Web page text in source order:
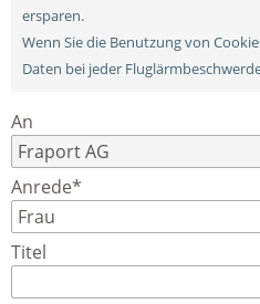
ersparen.
Wenn Sie die Benutzung von
Daten bei jeder
An
Anrede*
Titel